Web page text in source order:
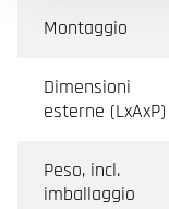
Montaggio
Dimensioni
esterne (LxAxP)
Peso, incl.
imballaggio